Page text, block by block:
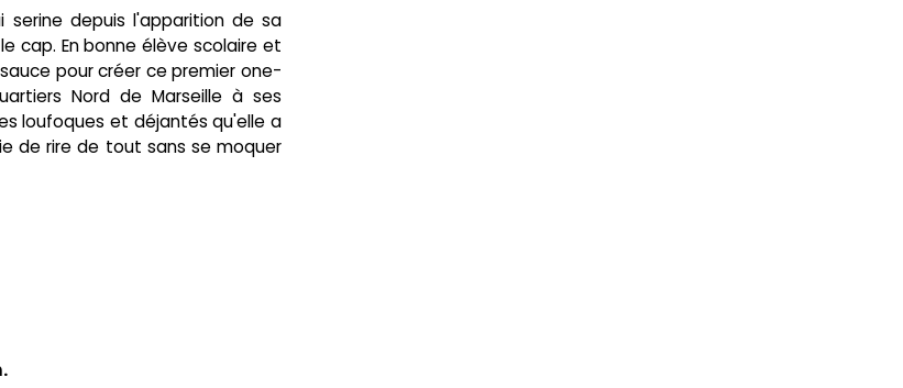
depuis l'apparition de sa
cap. En bonne élève scolaire et
pour créer ce premier one-
Nord de Marseille à ses
loufoques et déjantés qu'elle a
de rire de tout sans se moquer